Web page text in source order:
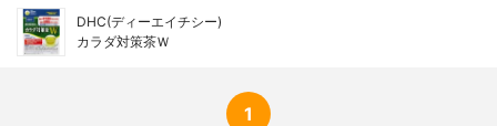
DHC(ディーエイチシー)
カラダ対策茶Ｗ
1